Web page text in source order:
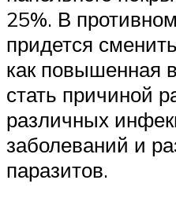
25%. В
придется
как повышенная
стать причиной
различных
заболеваний и
паразитов.